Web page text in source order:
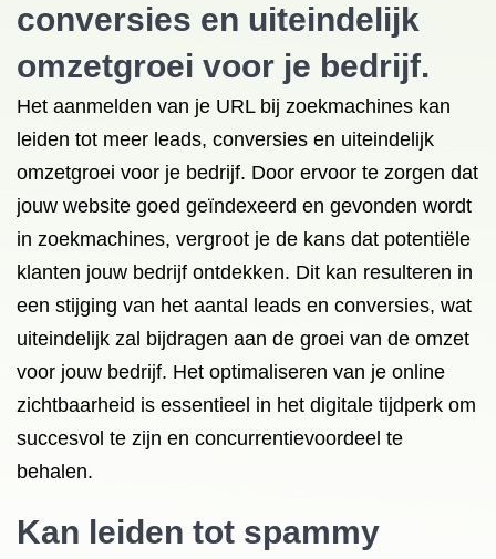
conversies en uiteindelijk
omzetgroei voor je bedrijf.
Het aanmelden van je URL bij zoekmachines kan
leiden tot meer leads, conversies en uiteindelijk
omzetgroei voor je bedrijf. Door ervoor te zorgen dat
jouw website goed geïndexeerd en gevonden wordt
in zoekmachines, vergroot je de kans dat potentiële
klanten jouw bedrijf ontdekken. Dit kan resulteren in
een stijging van het aantal leads en conversies, wat
uiteindelijk zal bijdragen aan de groei van de omzet
voor jouw bedrijf. Het optimaliseren van je online
zichtbaarheid is essentieel in het digitale tijdperk om
succesvol te zijn en concurrentievoordeel te
behalen.
Kan leiden tot spammy